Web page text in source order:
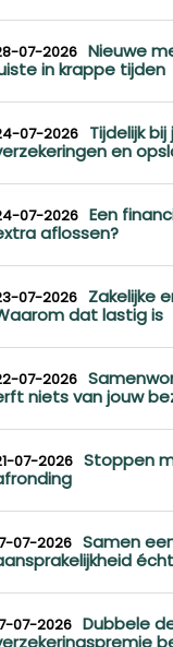
07-2026 Nieuwe
in krappe tijden
07-2026 Tijdelijk
en
07-2026 Een
aflossen?
07-2026 Zakelijke
dat lastig is
07-2026
niets van jouw
07-2026 Stoppen
07-2026 Samen
07-2026 Dubbele